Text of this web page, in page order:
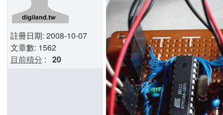
註冊日期: 2008-10-07
文章數: 1562
目前積分 : 20